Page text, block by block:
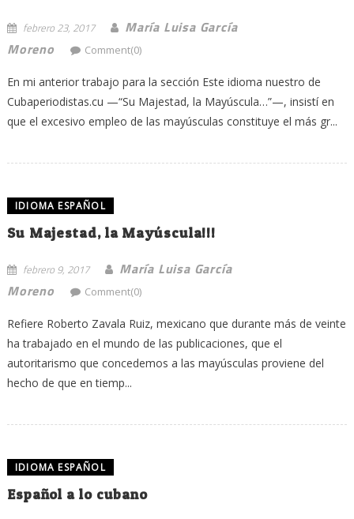
febrero 23, 2017
María Luisa García
Moreno
Comment(0)
En mi anterior trabajo para la sección Este idioma nuestro de
Cubaperiodistas.cu —“Su Majestad, la Mayúscula…”—, insistí en
que el excesivo empleo de las mayúsculas constituye el más gr...
IDIOMA ESPAÑOL
Su Majestad, la Mayúscula!!!
febrero 9, 2017
María Luisa García
Moreno
Comment(0)
Refiere Roberto Zavala Ruiz, mexicano que durante más de veinte
ha trabajado en el mundo de las publicaciones, que el
autoritarismo que concedemos a las mayúsculas proviene del
hecho de que en tiemp...
IDIOMA ESPAÑOL
Español a lo cubano